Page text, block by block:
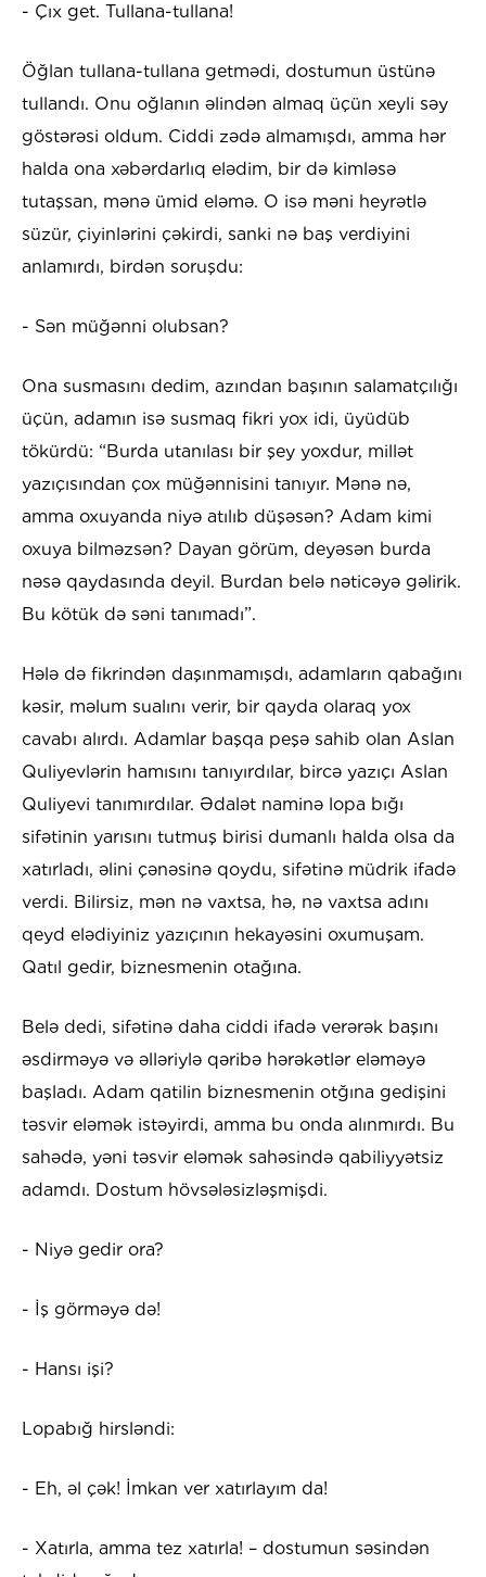
- Çıx get. Tullana-tullana!
Öğlan tullana-tullana getmədi, dostumun üstünə
tullandı. Onu oğlanın əlindən almaq üçün xeyli səy
göstərəsi oldum. Ciddi zədə almamışdı, amma hər
halda ona xəbərdarlıq elədim, bir də kimləsə
tutaşsan, mənə ümid eləmə. O isə məni heyrətlə
süzür, çiyinlərini çəkirdi, sanki nə baş verdiyini
anlamırdı, birdən soruşdu:
- Sən müğənni olubsan?
Ona susmasını dedim, azından başının salamatçılığı
üçün, adamın isə susmaq fikri yox idi, üyüdüb
tökürdü: “Burda utanılası bir şey yoxdur, millət
yazıçısından çox müğənnisini tanıyır. Mənə nə,
amma oxuyanda niyə atılıb düşəsən? Adam kimi
oxuya bilməzsən? Dayan görüm, deyəsən burda
nəsə qaydasında deyil. Burdan belə nəticəyə gəlirik.
Bu kötük də səni tanımadı”.
Hələ də fikrindən daşınmamışdı, adamların qabağını
kəsir, məlum sualını verir, bir qayda olaraq yox
cavabı alırdı. Adamlar başqa peşə sahib olan Aslan
Quliyevlərin hamısını tanıyırdılar, bircə yazıçı Aslan
Quliyevi tanımırdılar. Ədalət naminə lopa bığı
sifətinin yarısını tutmuş birisi dumanlı halda olsa da
xatırladı, əlini çənəsinə qoydu, sifətinə müdrik ifadə
verdi. Bilirsiz, mən nə vaxtsa, hə, nə vaxtsa adını
qeyd elədiyiniz yazıçının hekayəsini oxumuşam.
Qatıl gedir, biznesmenin otağına.
Belə dedi, sifətinə daha ciddi ifadə verərək başını
əsdirməyə və əlləriylə qəribə hərəkətlər eləməyə
başladı. Adam qatilin biznesmenin otğına gedişini
təsvir eləmək istəyirdi, amma bu onda alınmırdı. Bu
sahədə, yəni təsvir eləmək sahəsində qabiliyyətsiz
adamdı. Dostum hövsələsizləşmişdi.
- Niyə gedir ora?
- İş görməyə də!
- Hansı işi?
Lopabığ hirsləndi:
- Eh, əl çək! İmkan ver xatırlayım da!
- Xatırla, amma tez xatırla! – dostumun səsindən